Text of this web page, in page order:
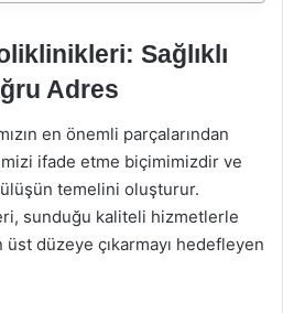
Sağlıklı
Adres
en önemli parçalarından
ifade etme biçimimizdir ve
temelini oluşturur.
sunduğu kaliteli hizmetlerle
üst düzeye çıkarmayı hedefleyen